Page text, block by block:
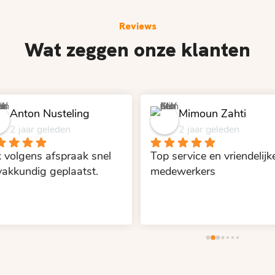
Reviews
Wat zeggen onze klanten
Anton Nusteling
2 jaar geleden
volgens afspraak snel
geplaatst.
Mimoun Zahti
2 jaar geleden
Top service en
medewerkers